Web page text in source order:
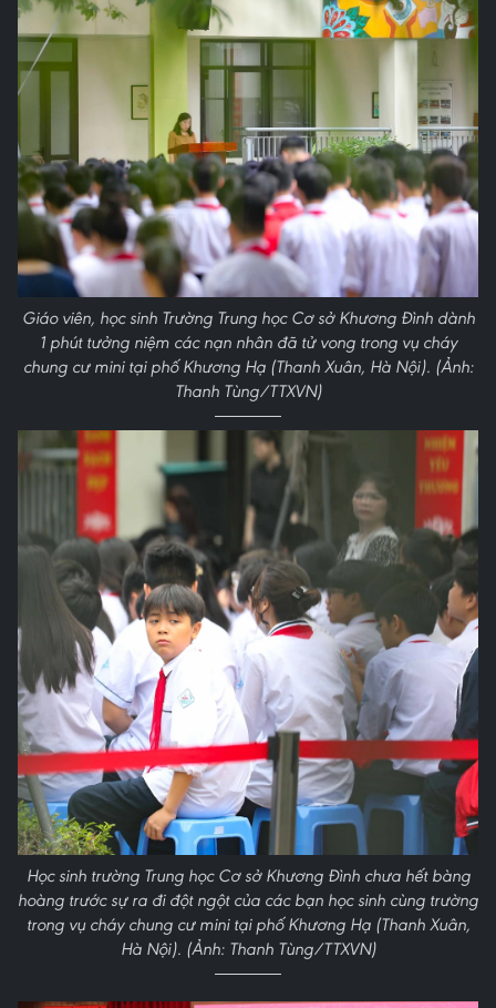
Giáo viên, học sinh Trường Trung học Cơ sở Khương Đình dành
1 phút tưởng niệm các nạn nhân đã tử vong trong vụ cháy
chung cư mini tại phố Khương Hạ (Thanh Xuân, Hà Nội). (Ảnh:
Thanh Tùng/TTXVN)
Học sinh trường Trung học Cơ sở Khương Đình chưa hết bàng
hoàng trước sự ra đi đột ngột của các bạn học sinh cùng trường
trong vụ cháy chung cư mini tại phố Khương Hạ (Thanh Xuân,
Hà Nội). (Ảnh: Thanh Tùng/TTXVN)